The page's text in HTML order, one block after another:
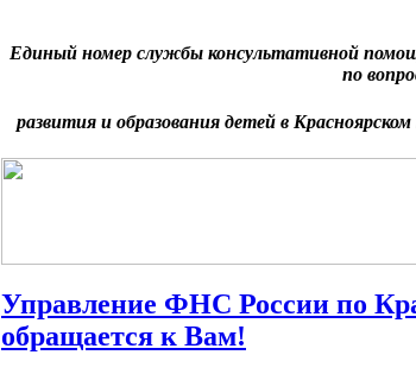
Единый номер службы консультативной
по
развития и образования детей в
Управление ФНС России по
обращается к Вам!